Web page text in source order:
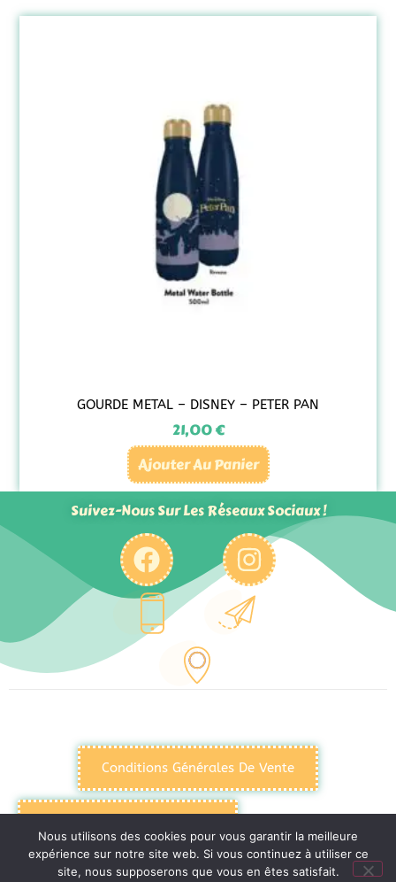
GOURDE METAL – DISNEY – PETER PAN
21,00€
Ajouter Au Panier
Suivez-Nous Sur Les Réseaux Sociaux !
Conditions Générales De Vente
Nous utilisons des cookies pour vous garantir la meilleure
expérience sur notre site web. Si vous continuez à utiliser ce
site, nous supposerons que vous en êtes satisfait.